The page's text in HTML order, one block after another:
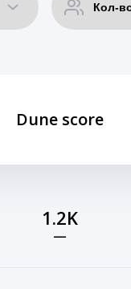
Dune score
1.2K
—